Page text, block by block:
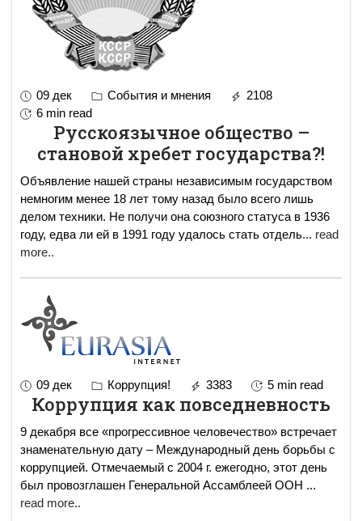
09 дек События и мнения
2108
6 min read
Русскоязычное общество –
становой хребет государства?!
Объявление нашей страны независимым государством
немногим менее 18 лет тому назад было всего лишь
делом техники. Не получи она союзного статуса в 1936
году, едва ли ей в 1991 году удалось стать отдель... read
more..
09 дек Коррупция! 3383 5 min read
Коррупция как повседневность
9 декабря все «прогрессивное человечество» встречает
знаменательную дату – Международный день борьбы с
коррупцией. Отмечаемый с 2004 г. ежегодно, этот день
был провозглашен Генеральной Ассамблеей ООН ...
read more..